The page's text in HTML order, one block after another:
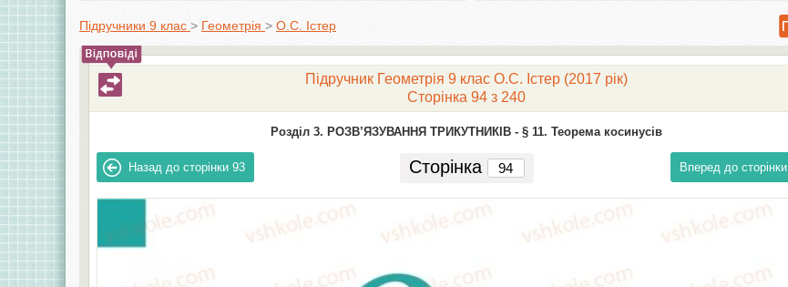
Підручники 9 клас > Геометрія > О.С. Істер
Підручник Геометрія 9 клас О.С. Істер (2017 рік)
Сторінка 94 з 240
Розділ 3. РОЗВ’ЯЗУВАННЯ ТРИКУТНИКІВ - § 11. Теорема косинусів
Назад до сторінки 93 Сторінка Вперед до сторінки